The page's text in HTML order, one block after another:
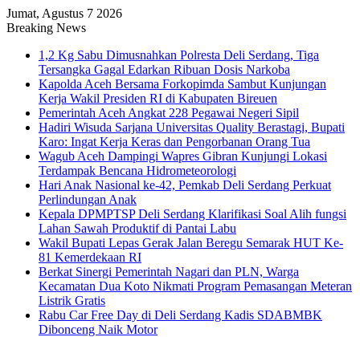
Jumat, Agustus 7 2026
Breaking News
1,2 Kg Sabu Dimusnahkan Polresta Deli Serdang, Tiga
Tersangka Gagal Edarkan Ribuan Dosis Narkoba
Kapolda Aceh Bersama Forkopimda Sambut Kunjungan
Kerja Wakil Presiden RI di Kabupaten Bireuen
Pemerintah Aceh Angkat 228 Pegawai Negeri Sipil
Hadiri Wisuda Sarjana Universitas Quality Berastagi, Bupati
Karo: Ingat Kerja Keras dan Pengorbanan Orang Tua
Wagub Aceh Dampingi Wapres Gibran Kunjungi Lokasi
Terdampak Bencana Hidrometeorologi
Hari Anak Nasional ke-42, Pemkab Deli Serdang Perkuat
Perlindungan Anak
Kepala DPMPTSP Deli Serdang Klarifikasi Soal Alih fungsi
Lahan Sawah Produktif di Pantai Labu
Wakil Bupati Lepas Gerak Jalan Beregu Semarak HUT Ke-
81 Kemerdekaan RI
Berkat Sinergi Pemerintah Nagari dan PLN, Warga
Kecamatan Dua Koto Nikmati Program Pemasangan Meteran
Listrik Gratis
Rabu Car Free Day di Deli Serdang Kadis SDABMBK
Dibonceng Naik Motor